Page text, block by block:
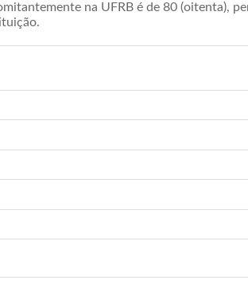
na UFRB é de 80 (oitenta),